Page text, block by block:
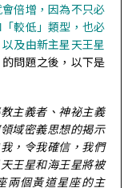
倍增，因為不只必
較低」類型，也必
及由新主星天王星
問題之後，以下是
主義者、神祕主義
域密義思想的揭示
，令我確信，我們
王星和海王星將被
兩個黃道星座的主